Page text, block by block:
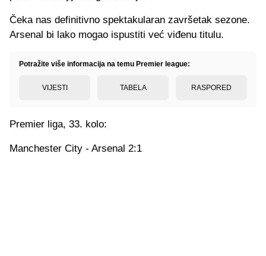
Čeka nas definitivno spektakularan završetak sezone.
Arsenal bi lako mogao ispustiti već viđenu titulu.
Potražite više informacija na temu Premier league:
VIJESTI TABELA RASPORED
Premier liga, 33. kolo:
Manchester City - Arsenal 2:1